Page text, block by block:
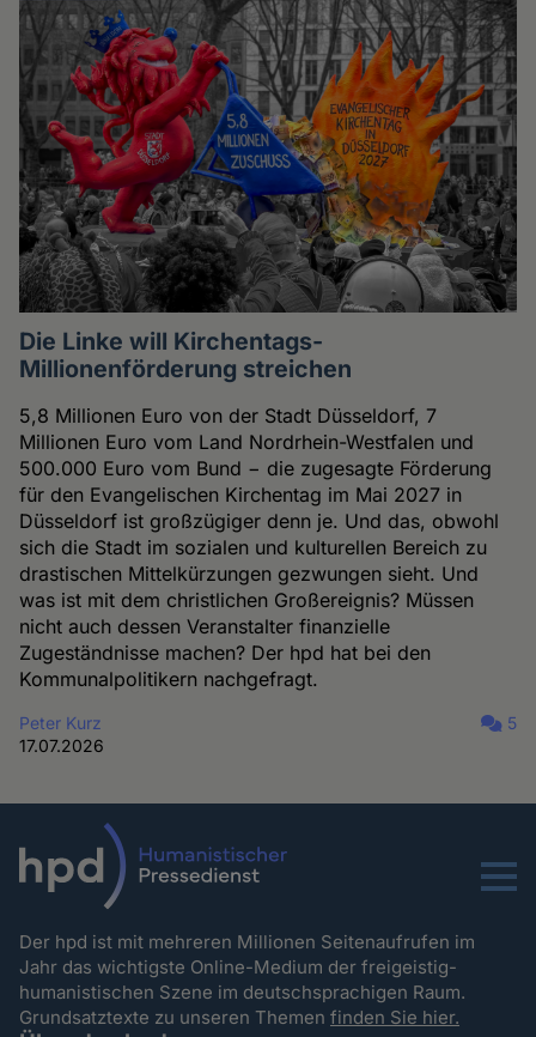
Die Linke will Kirchentags-
Millionenförderung streichen
5,8 Millionen Euro von der Stadt Düsseldorf, 7
Millionen Euro vom Land Nordrhein-Westfalen und
500.000 Euro vom Bund − die zugesagte Förderung
für den Evangelischen Kirchentag im Mai 2027 in
Düsseldorf ist großzügiger denn je. Und das, obwohl
sich die Stadt im sozialen und kulturellen Bereich zu
drastischen Mittelkürzungen gezwungen sieht. Und
was ist mit dem christlichen Großereignis? Müssen
nicht auch dessen Veranstalter finanzielle
Zugeständnisse machen? Der hpd hat bei den
Kommunalpolitikern nachgefragt.
Peter Kurz
17.07.2026
5
Menu
Der hpd ist mit mehreren Millionen Seitenaufrufen im
Jahr das wichtigste Online-Medium der freigeistig-
humanistischen Szene im deutschsprachigen Raum.
Grundsatztexte zu unseren Themenfinden Sie hier.